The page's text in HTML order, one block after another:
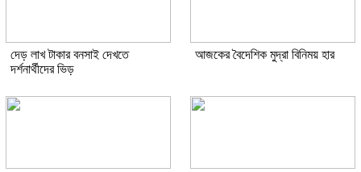
দেড় লাখ টাকার বনসাই দেখতে
দর্শনার্থীদের ভিড়
আজকের বৈদেশিক মুদ্রা বিনিময় হার